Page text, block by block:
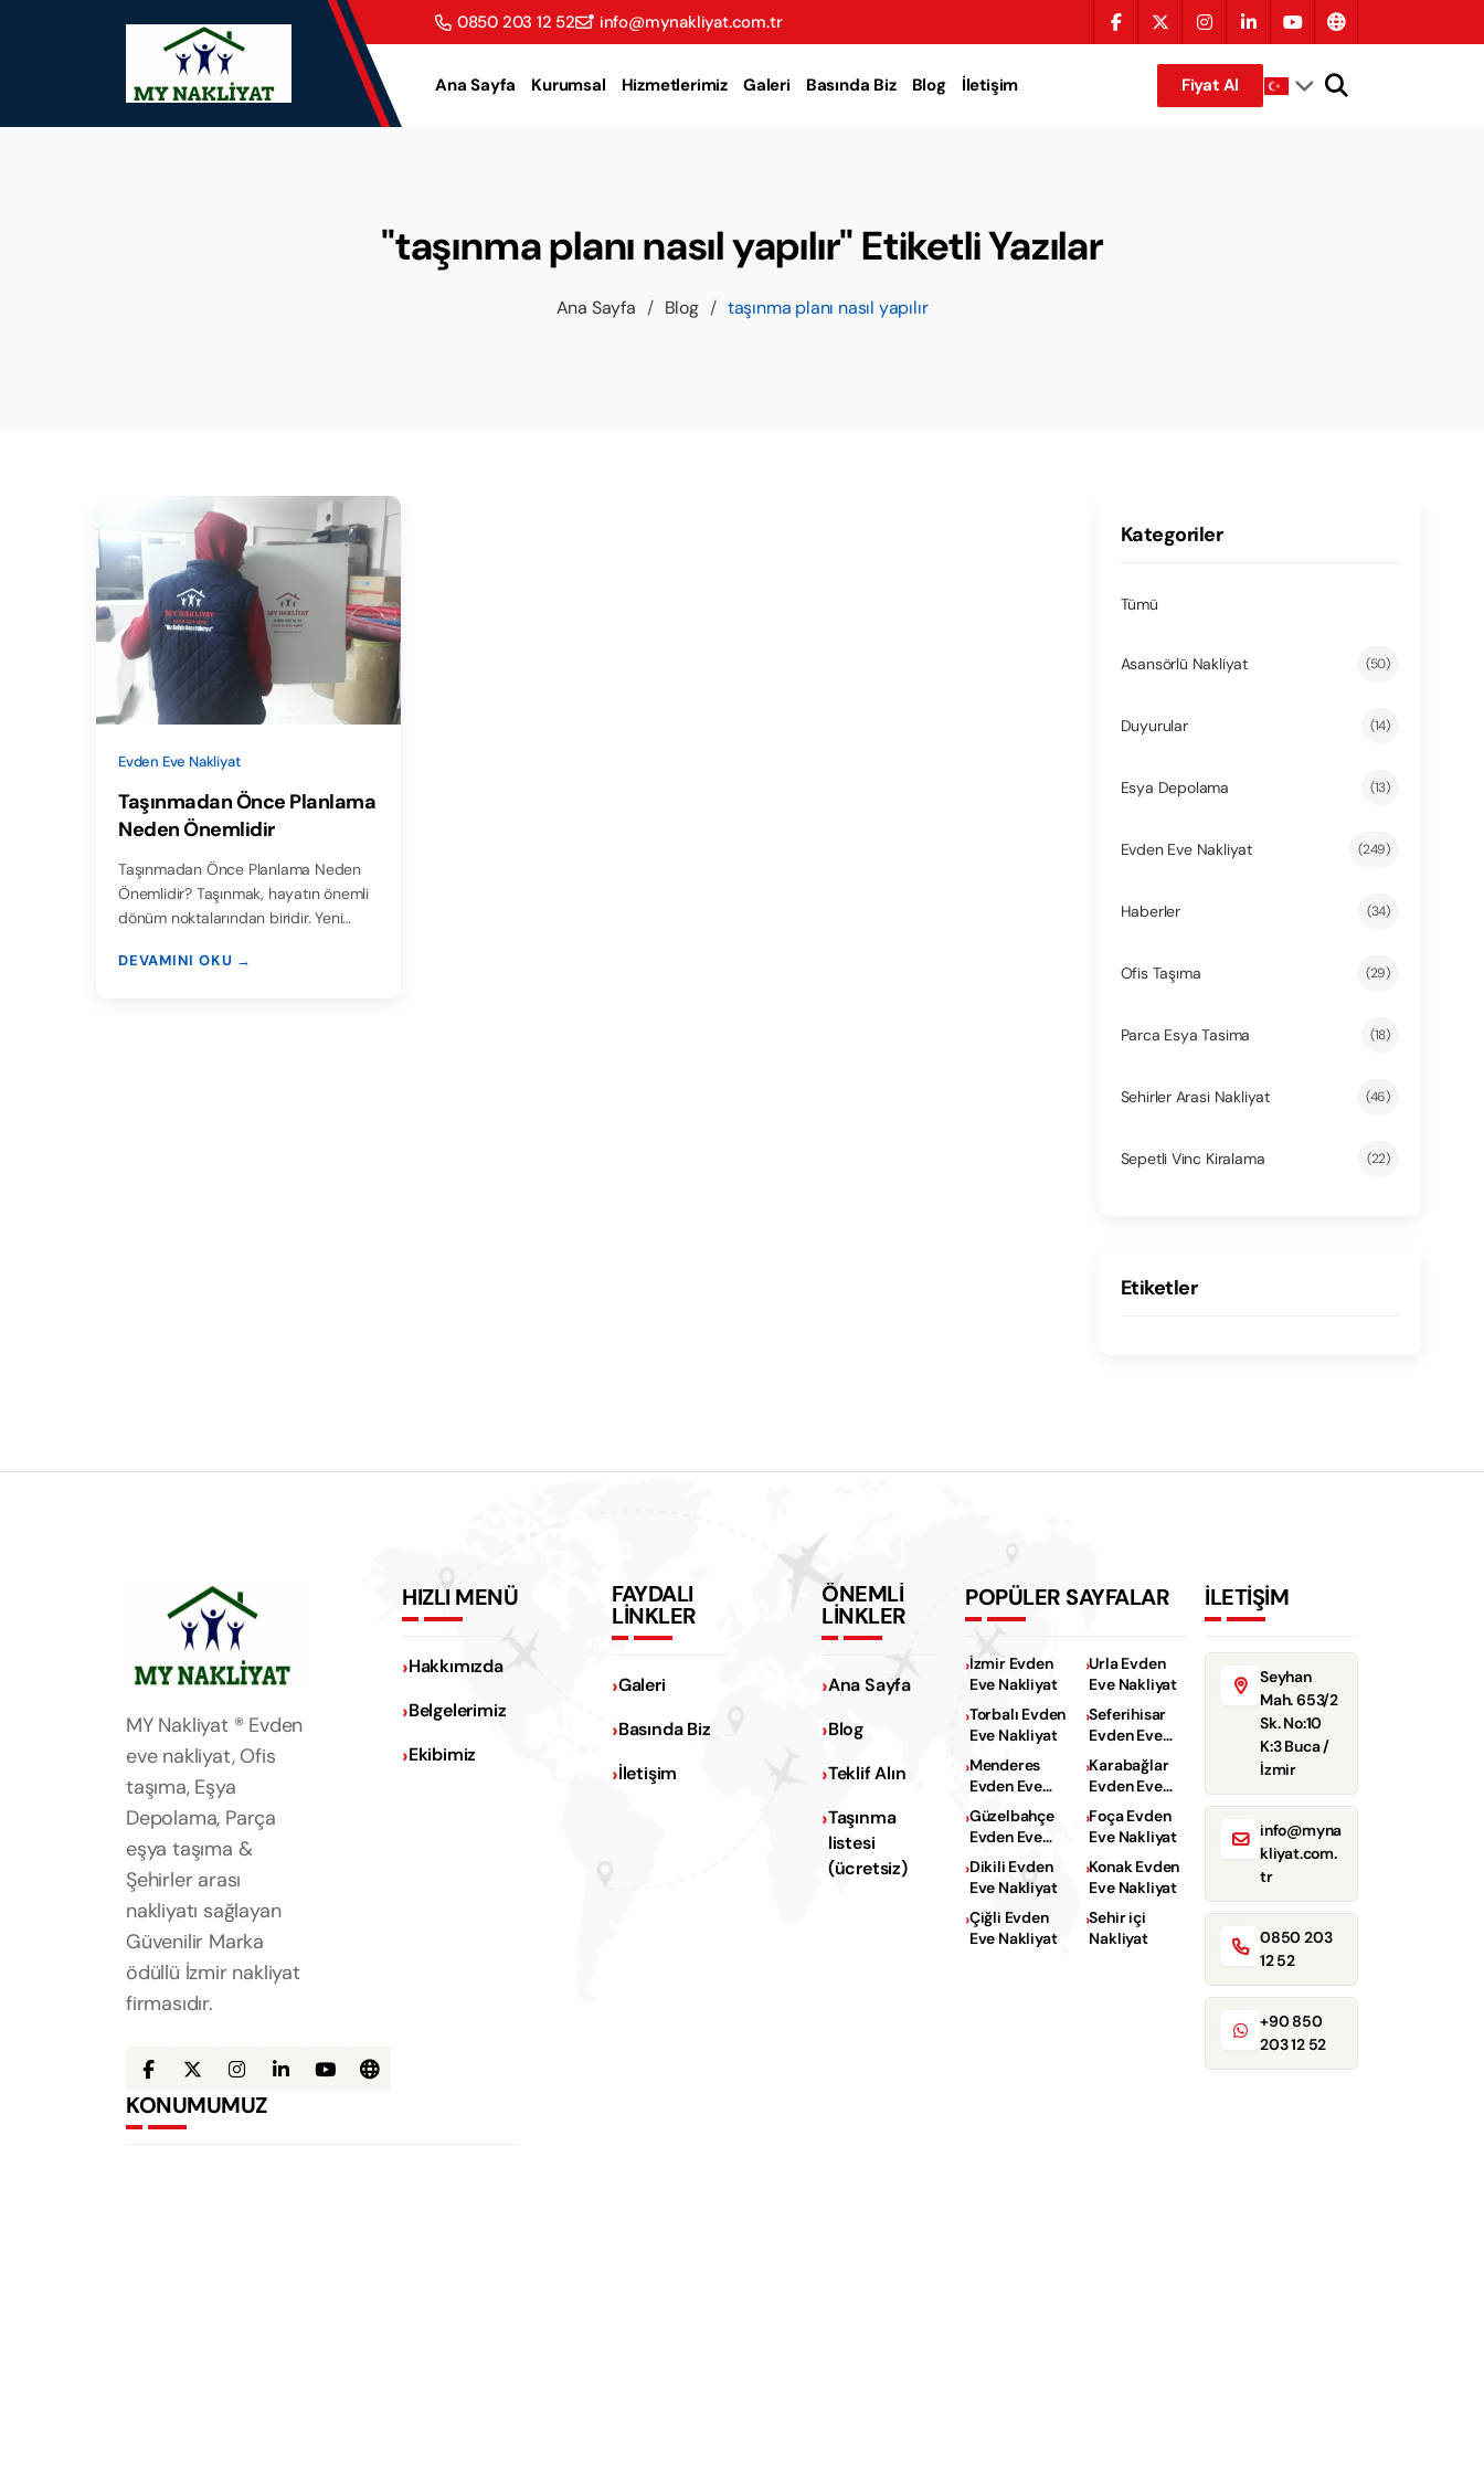
0850 203 12 52 info@mynakliyat.com.tr
Ana Sayfa Kurumsal Hizmetlerimiz Galeri Basında Biz Blog İletişim Fiyat Al
"taşınma planı nasıl yapılır" Etiketli Yazılar
Ana Sayfa / Blog / taşınma planı nasıl yapılır
Evden Eve Nakliyat
Taşınmadan Önce Planlama
Neden Önemlidir
Taşınmadan Önce Planlama Neden
Önemlidir? Taşınmak, hayatın önemli
dönüm noktalarından biridir. Yeni…
DEVAMINI OKU →
Kategoriler
Tümü
Asansörlü Nakliyat (50)
Duyurular (14)
Esya Depolama (13)
Evden Eve Nakliyat (249)
Haberler (34)
Ofis Taşıma (29)
Parca Esya Tasima (18)
Sehirler Arasi Nakliyat (46)
Sepetli Vinc Kiralama (22)
Etiketler
MY Nakliyat ® Evden
eve nakliyat, Ofis
taşıma, Eşya
Depolama, Parça
eşya taşıma &
Şehirler arası
nakliyatı sağlayan
Güvenilir Marka
ödüllü İzmir nakliyat
firmasıdır.
HIZLI MENÜ
Hakkımızda
Belgelerimiz
Ekibimiz
FAYDALI
LİNKLER
Galeri
Basında Biz
İletişim
ÖNEMLİ
LİNKLER
Ana Sayfa
Blog
Teklif Alın
Taşınma
listesi
(ücretsiz)
POPÜLER SAYFALAR
İzmir Evden
Eve Nakliyat
Urla Evden
Eve Nakliyat
Torbalı Evden
Eve Nakliyat
Seferihisar
Evden Eve
Nakliyat
Menderes
Evden Eve
Nakliyat
Karabağlar
Evden Eve
Nakliyat
Güzelbahçe
Evden Eve
Nakliyat
Foça Evden
Eve Nakliyat
Dikili Evden
Eve Nakliyat
Konak Evden
Eve Nakliyat
Çiğli Evden
Eve Nakliyat
Sehir içi
Nakliyat
İLETİŞİM
Seyhan
Mah. 653/2
Sk. No:10
K:3 Buca /
İzmir
info@myna
kliyat.com.
tr
0850 203
12 52
+90 850
203 12 52
KONUMUMUZ